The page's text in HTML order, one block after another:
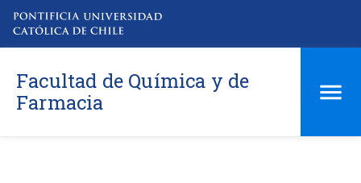
Facultad de Química y de
Farmacia